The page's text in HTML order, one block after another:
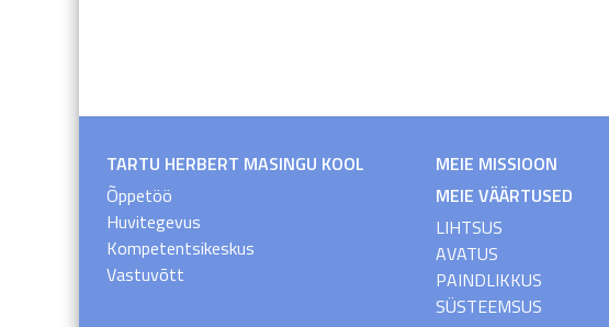
TARTU HERBERT MASINGU KOOL
Õppetöö
Huvitegevus
Kompetentsikeskus
Vastuvõtt
MEIE MISSIOON
MEIE VÄÄRTUSED
LIHTSUS
AVATUS
PAINDLIKKUS
SÜSTEEMSUS